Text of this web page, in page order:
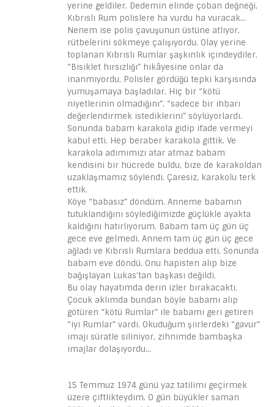
yerine geldiler. Dedemin elinde çoban değneği,
Kıbrıslı Rum polislere ha vurdu ha vuracak…
Nenem ise polis çavuşunun üstüne atlıyor,
rütbelerini sökmeye çalışıyordu. Olay yerine
toplanan Kıbrıslı Rumlar şaşkınlık içindeydiler.
“Bisiklet hırsızlığı” hikâyesine onlar da
inanmıyordu. Polisler gördüğü tepki karşısında
yumuşamaya başladılar. Hiç bir “kötü
niyetlerinin olmadığını”, “sadece bir ihbarı
değerlendirmek istediklerini” söylüyorlardı.
Sonunda babam karakola gidip ifade vermeyi
kabul etti. Hep beraber karakola gittik. Ve
karakola adımımızı atar atmaz babam
kendisini bir hücrede buldu, bize de karakoldan
uzaklaşmamız söylendi. Çaresiz, karakolu terk
ettik.
Köye “babasız” döndüm. Anneme babamın
tutuklandığını söylediğimizde güçlükle ayakta
kaldığını hatırlıyorum. Babam tam üç gün üç
gece eve gelmedi. Annem tam üç gün üç gece
ağladı ve Kıbrıslı Rumlara beddua etti. Sonunda
babam eve döndü. Onu hapisten alıp bize
bağışlayan Lukas’tan başkası değildi.
Bu olay hayatımda derin izler bırakacaktı.
Çocuk aklımda bundan böyle babamı alıp
götüren “kötü Rumlar” ile babamı geri getiren
“iyi Rumlar” vardı. Okuduğum şiirlerdeki “gavur”
imajı süratle siliniyor, zihnimde bambaşka
imajlar dolaşıyordu…
15 Temmuz 1974 günü yaz tatilimi geçirmek
üzere çiftlikteydim. O gün büyükler saman